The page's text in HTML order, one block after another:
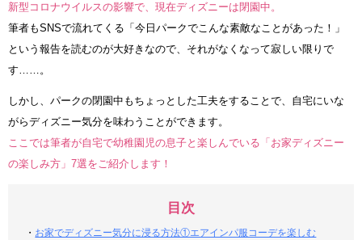
新型コロナウイルスの影響で、現在ディズニーは閉園中。
筆者もSNSで流れてくる「今日パークでこんな素敵なことがあった！」
という報告を読むのが大好きなので、それがなくなって寂しい限りで
す……。
しかし、パークの閉園中もちょっとした工夫をすることで、自宅にいな
がらディズニー気分を味わうことができます。
ここでは筆者が自宅で幼稚園児の息子と楽しんでいる「お家ディズニー
の楽しみ方」7選をご紹介します！
目次
・ お家でディズニー気分に浸る方法①エアインパ服コーデを楽しむ